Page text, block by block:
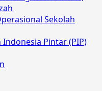
Sekolah
Pintar (PIP)